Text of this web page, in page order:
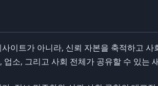
이트가 아니라, 신뢰 자본을 축적하고
업소, 그리고 사회 전체가 공유할 수 있